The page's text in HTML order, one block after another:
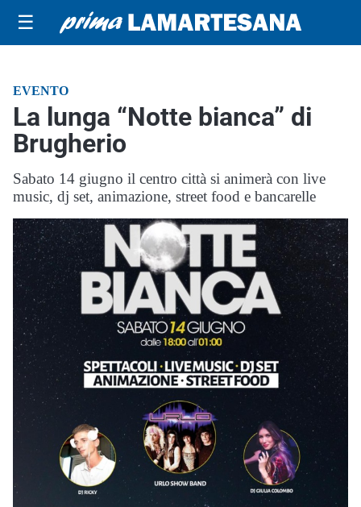
☰
EVENTO
La lunga “Notte bianca” di
Brugherio
Sabato 14 giugno il centro città si animerà con live
music, dj set, animazione, street food e bancarelle